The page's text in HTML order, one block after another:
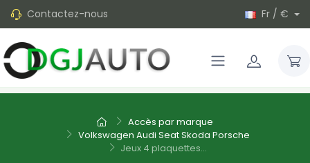
Contactez-nous Fr / €
Accès par marque
Volkswagen Audi Seat Skoda Porsche
Jeux 4 plaquettes...